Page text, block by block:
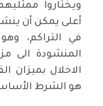
ويختاروا
أعلى يمكن أن
في التراكم،
المنشودة الى
الاخلال بميزان
هو الشرط